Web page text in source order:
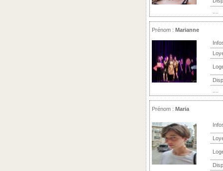
Prénom : Marianne
Prénom : Maria